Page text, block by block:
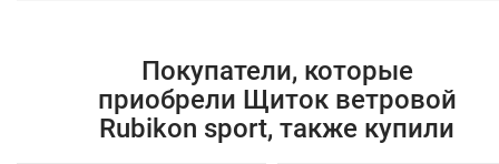
Покупатели, которые
приобрели Щиток ветровой
Rubikon sport, также купили